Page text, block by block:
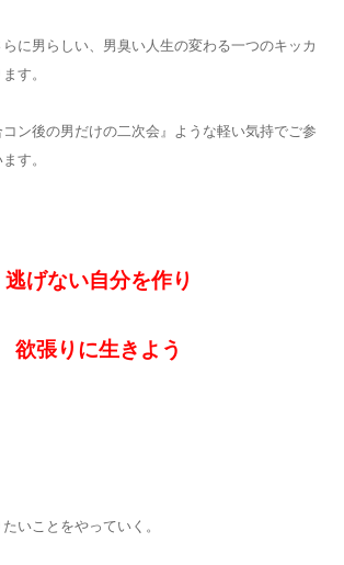
に男らしい、男臭い人生の変わる一つのキッカ
す。
ン後の男だけの二次会』ような軽い気持でご参
す。
逃げない自分を作り
欲張りに生きよう
いことをやっていく。